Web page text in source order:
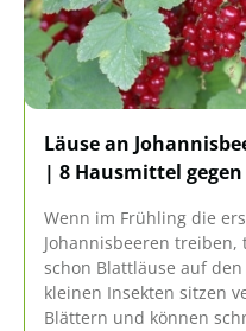
Läuse an
| 8 Hausmittel
Wenn im Frühling die
Johannisbeeren
schon Blattläuse auf
kleinen Insekten sitzen
Blättern und können